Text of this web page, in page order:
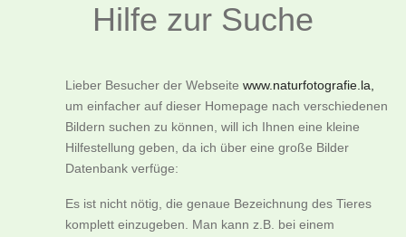
Hilfe zur Suche
Lieber Besucher der Webseite www.naturfotografie.la,
um einfacher auf dieser Homepage nach verschiedenen
Bildern suchen zu können, will ich Ihnen eine kleine
Hilfestellung geben, da ich über eine große Bilder
Datenbank verfüge:
Es ist nicht nötig, die genaue Bezeichnung des Tieres
komplett einzugeben. Man kann z.B. bei einem